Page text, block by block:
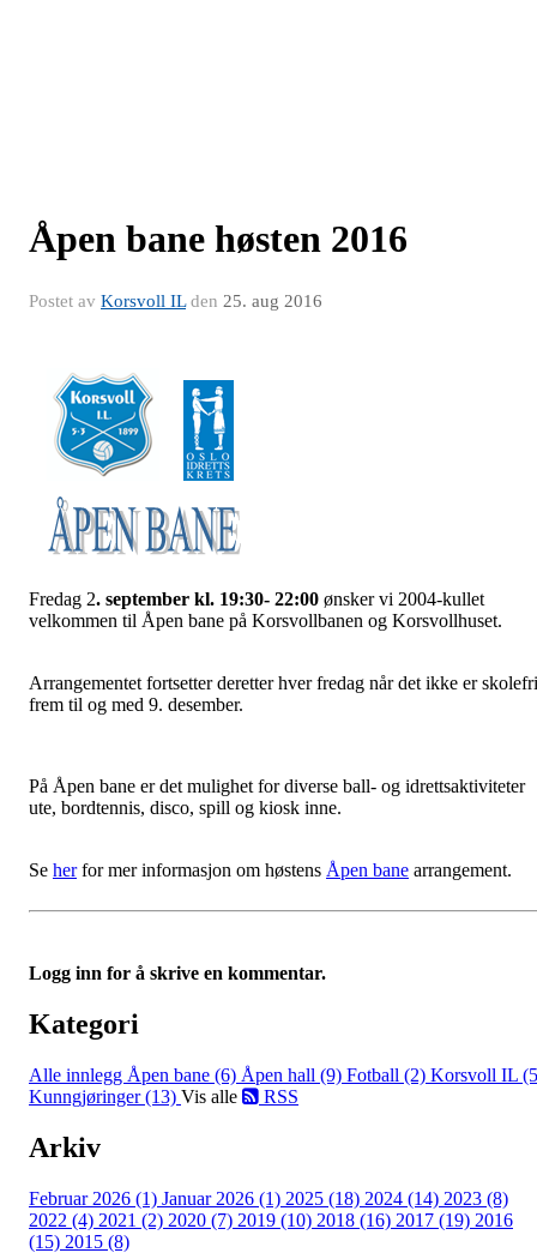
Åpen bane høsten 2016
Postet av Korsvoll ILden 25. aug 2016
Fredag 2. september kl. 19:30- 22:00 ønsker vi 2004-kullet
velkommen til Åpen bane på Korsvollbanen og Korsvollhuset.
Arrangementet fortsetter deretter hver fredag når det ikke er skolefri
frem til og med 9. desember.
På Åpen bane er det mulighet for diverse ball- og idrettsaktiviteter
ute, bordtennis, disco, spill og kiosk inne.
Se herfor mer informasjon om høstens Åpen bane arrangement.
Logg inn for å skrive en kommentar.
Kategori
Alle innlegg Åpen bane (6) Åpen hall (9) Fotball (2) Korsvoll IL
Kunngjøringer (13) Vis alle RSS
Arkiv
Februar 2026 (1) Januar 2026 (1) 2025 (18) 2024 (14) 2023 (8)
2022 (4) 2021 (2) 2020 (7) 2019 (10) 2018 (16) 2017 (19) 2016
(15) 2015 (8)